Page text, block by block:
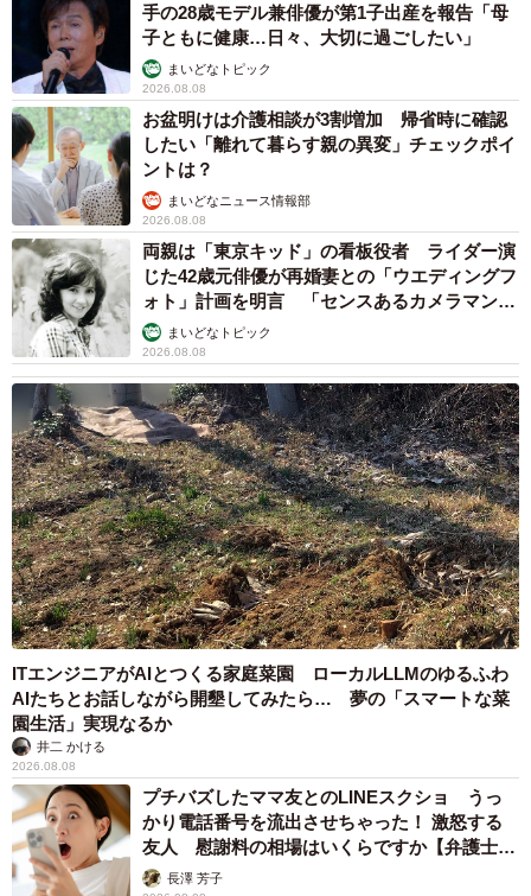
手の28歳モデル兼俳優が第1子出産を報告「母
子ともに健康…日々、大切に過ごしたい」
まいどなトピック
2026.08.08
お盆明けは介護相談が3割増加 帰省時に確認
したい「離れて暮らす親の異変」チェックポイ
ントは？
まいどなニュース情報部
2026.08.08
両親は「東京キッド」の看板役者 ライダー演
じた42歳元俳優が再婚妻との「ウエディングフ
ォト」計画を明言 「センスあるカメラマン求
む」まいどなトピック
2026.08.08
ITエンジニアがAIとつくる家庭菜園 ローカルLLMのゆるふわ
AIたちとお話しながら開墾してみたら… 夢の「スマートな菜
園生活」実現なるか
井二 かける
2026.08.08
プチバズしたママ友とのLINEスクショ うっ
かり電話番号を流出させちゃった！ 激怒する
友人 慰謝料の相場はいくらですか【弁護士が
解説】長澤 芳子